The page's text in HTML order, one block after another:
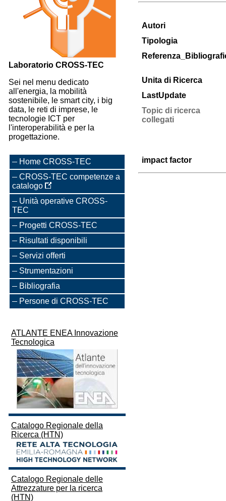
Laboratorio CROSS-TEC
Sei nel menu dedicato
all'energia, la mobilità
sostenibile, le smart city, i big
data, le reti di imprese, le
tecnologie ICT per
l'interoperabilità e per la
progettazione.
Home CROSS-TEC
CROSS-TEC competenze a
catalogo
Unità operative CROSS-
TEC
Progetti CROSS-TEC
Risultati disponibili
Servizi offerti
Strumentazioni
Bibliografia
Persone di CROSS-TEC
ATLANTE ENEA Innovazione
Tecnologica
Catalogo Regionale della
Ricerca (HTN)
Catalogo Regionale delle
Attrezzature per la ricerca
(HTN)
Autori
Tipologia
Unita di Ricerca
LastUpdate
Topic di ricerca
collegati
impact factor